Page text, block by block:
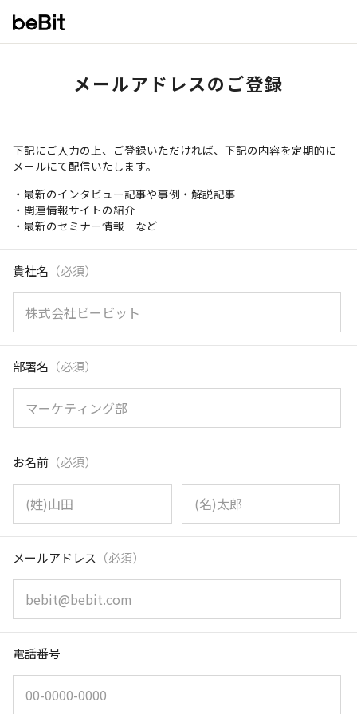
メールアドレスのご登録
下記にご入力の上、ご登録いただければ、下記の内容を定期的に
メールにて配信いたします。
・最新のインタビュー記事や事例・解説記事
・関連情報サイトの紹介
・最新のセミナー情報 など
貴社名 （必須）
部署名 （必須）
お名前 （必須）
メールアドレス （必須）
電話番号